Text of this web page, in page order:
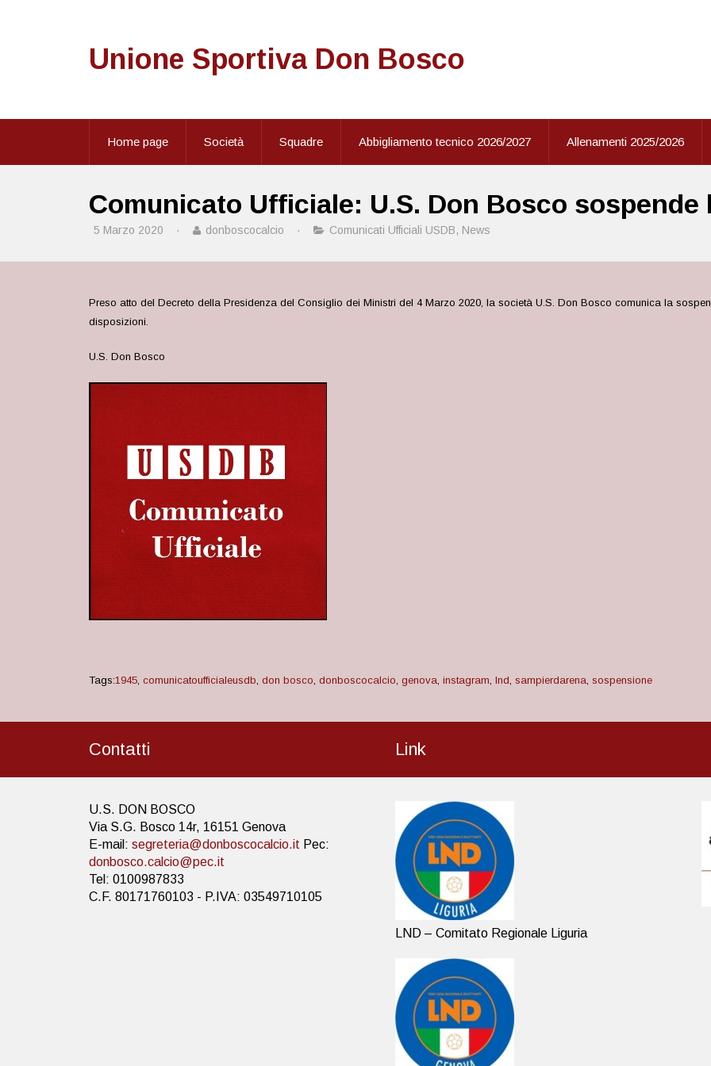
Unione Sportiva Don Bosco
Home page Società Squadre Abbigliamento tecnico 2026/2027 Allenamenti 2025/2026
Comunicato Ufficiale: U.S. Don Bosco
5 Marzo 2020 · donboscocalcio · Comunicati Ufficiali USDB, News
Preso atto del Decreto della Presidenza del Consiglio dei Ministri del 4 Marzo 2020, la società U.S. Don Bosco comunica la
disposizioni.
U.S. Don Bosco
Tags:1945, comunicatoufficialeusdb, don bosco, donboscocalcio, genova, instagram, lnd, sampierdarena, sospensione
Contatti
U.S. DON BOSCO
Via S.G. Bosco 14r, 16151 Genova
E-mail: segreteria@donboscocalcio.it Pec:
donbosco.calcio@pec.it
Tel: 0100987833
C.F. 80171760103 - P.IVA: 03549710105
Link
LND – Comitato Regionale Liguria